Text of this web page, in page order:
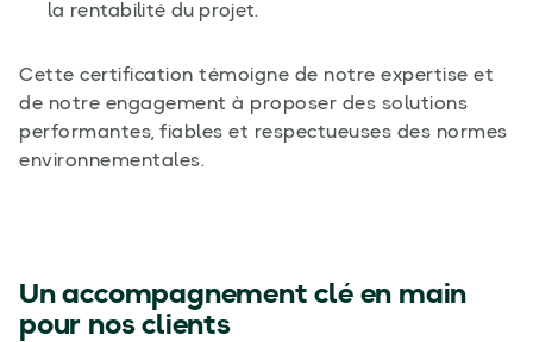
la rentabilité du projet.
Cette certification témoigne de notre expertise et
de notre engagement à proposer des solutions
performantes, fiables et respectueuses des normes
environnementales.
Un accompagnement clé en main
pour nos clients